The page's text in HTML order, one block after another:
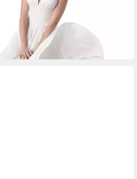
- in 2-3 Werktagen bei dir